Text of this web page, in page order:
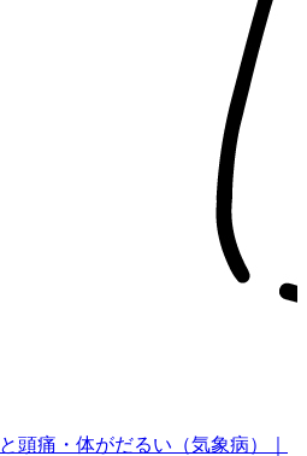
頭痛・体がだるい（気象病）｜